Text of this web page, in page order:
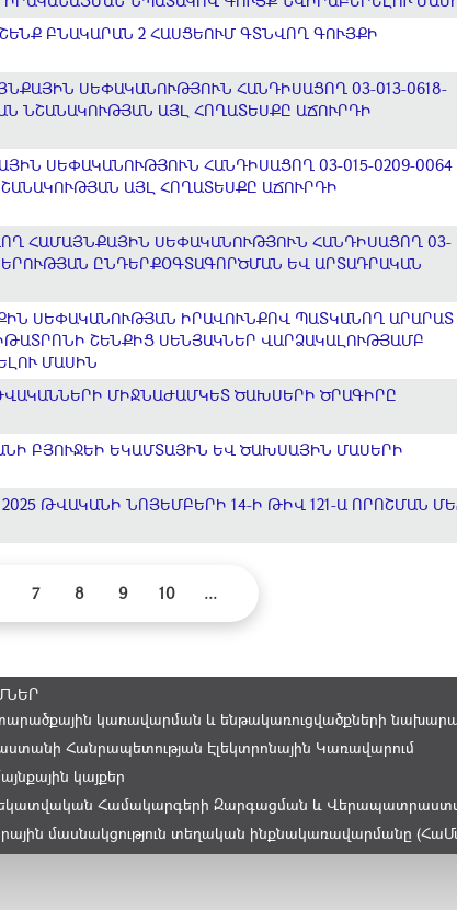
ԲՆԱԿԱՐԱՆ 2 ՀԱՍՑԵՈՒՄ ԳՏՆՎՈՂ ԳՈՒՅՔԻ
ՍԵՓԱԿԱՆՈՒԹՅՈՒՆ ՀԱՆԴԻՍԱՑՈՂ 03-013-0618-
ՆՇԱՆԱԿՈՒԹՅԱՆ ԱՅԼ ՀՈՂԱՏԵՍՔԸ ԱՃՈՒՐԴԻ
ՍԵՓԱԿԱՆՈՒԹՅՈՒՆ ՀԱՆԴԻՍԱՑՈՂ 03-015-0209-0064
ԱՅԼ ՀՈՂԱՏԵՍՔԸ ԱՃՈՒՐԴԻ
ՀԱՄԱՅՆՔԱՅԻՆ ՍԵՓԱԿԱՆՈՒԹՅՈՒՆ ՀԱՆԴԻՍԱՑՈՂ 03-
ԸՆԴԵՐՔՕԳՏԱԳՈՐԾՄԱՆ ԵՎ ԱՐՏԱԴՐԱԿԱՆ
ՍԵՓԱԿԱՆՈՒԹՅԱՆ ԻՐԱՎՈՒՆՔՈՎ ՊԱՏԿԱՆՈՂ ԱՐԱՐԱՏ
ՇԵՆՔԻՑ ՍԵՆՅԱԿՆԵՐ ՎԱՐՁԱԿԱԼՈՒԹՅԱՄԲ
ՄԱՍԻՆ
ՄԻՋՆԱԺԱՄԿԵՏ ԾԱԽՍԵՐԻ ԾՐԱԳԻՐԸ
ԲՅՈՒՋԵԻ ԵԿԱՄՏԱՅԻՆ ԵՎ ԾԱԽՍԱՅԻՆ ՄԱՍԵՐԻ
ԹՎԱԿԱՆԻ ՆՈՅԵՄԲԵՐԻ 14-Ի ԹԻՎ 121-Ա ՈՐՈՇՄԱՆ
7 8 9 10 ...
կառավարման և ենթակառուցվածքների
Հանրապետության Էլեկտրոնային Կառավարում
կայքեր
Համակարգերի Զարգացման և
մասնակցություն տեղական ինքնակառավարմանը